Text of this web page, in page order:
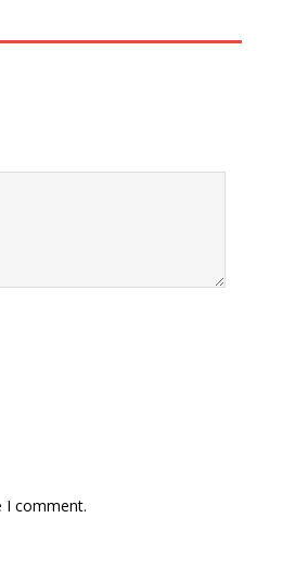
I comment.